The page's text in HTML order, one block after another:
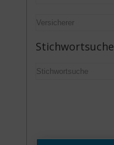
Stichwortsuche